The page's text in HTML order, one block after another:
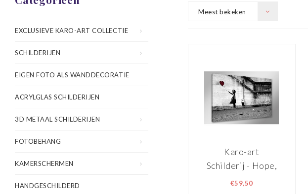
EXCLUSIEVE KARO-ART COLLECTIE
SCHILDERIJEN
EIGEN FOTO ALS WANDDECORATIE
ACRYLGLAS SCHILDERIJEN
3D METAAL SCHILDERIJEN
FOTOBEHANG
KAMERSCHERMEN
HANDGESCHILDERD
Meest bekeken
Karo-art
Schilderij - Hope,
er is altijd hoop.
€59,50